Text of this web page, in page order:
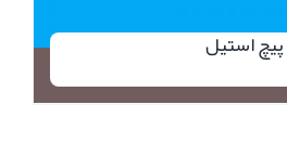
پیچ استیل